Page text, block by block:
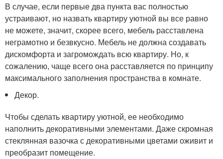
В случае, если первые два пункта вас полностью
устраивают, но назвать квартиру уютной вы все равно
не можете, значит, скорее всего, мебель расставлена
неграмотно и безвкусно. Мебель не должна создавать
дискомфорта и загромождать всю квартиру. Но, к
сожалению, чаще всего она расставляется по принципу
максимального заполнения пространства в комнате.
Декор.
Чтобы сделать квартиру уютной, ее необходимо
наполнить декоративными элементами. Даже скромная
стеклянная вазочка с декоративными цветами оживит и
преобразит помещение.